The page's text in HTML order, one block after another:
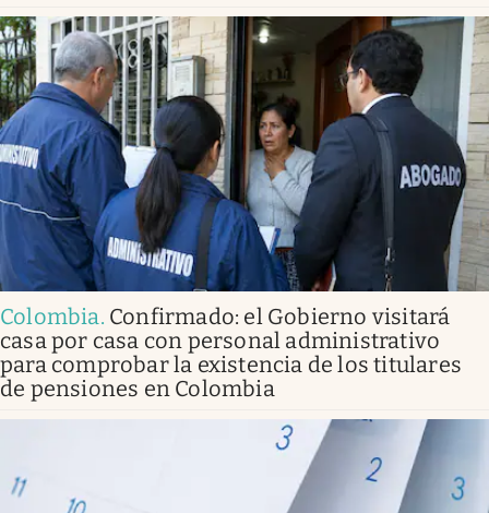
Colombia. Confirmado: el Gobierno visitará
casa por casa con personal administrativo
para comprobar la existencia de los titulares
de pensiones en Colombia